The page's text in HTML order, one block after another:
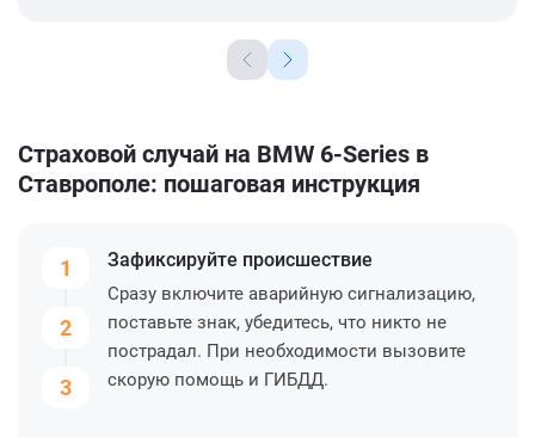
Страховой случай на BMW 6-Series в
Ставрополе: пошаговая инструкция
1
2
3
Зафиксируйте происшествие
Сразу включите аварийную сигнализацию,
поставьте знак, убедитесь, что никто не
пострадал. При необходимости вызовите
скорую помощь и ГИБДД.